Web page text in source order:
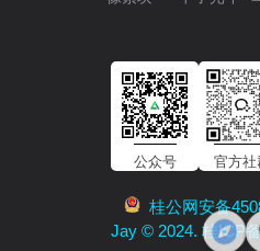
公众号 官方社
桂公网安备
Jay © 2024. 桂ICP